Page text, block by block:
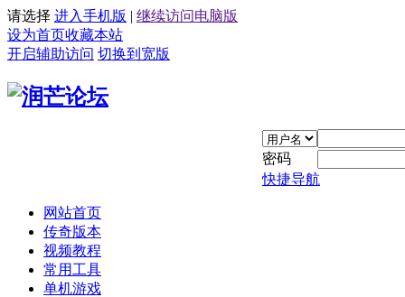
请选择 进入手机版 | 继续访问电脑版
设为首页收藏本站
开启辅助访问 切换到宽版
密码
快捷导航
网站首页
传奇版本
视频教程
常用工具
单机游戏